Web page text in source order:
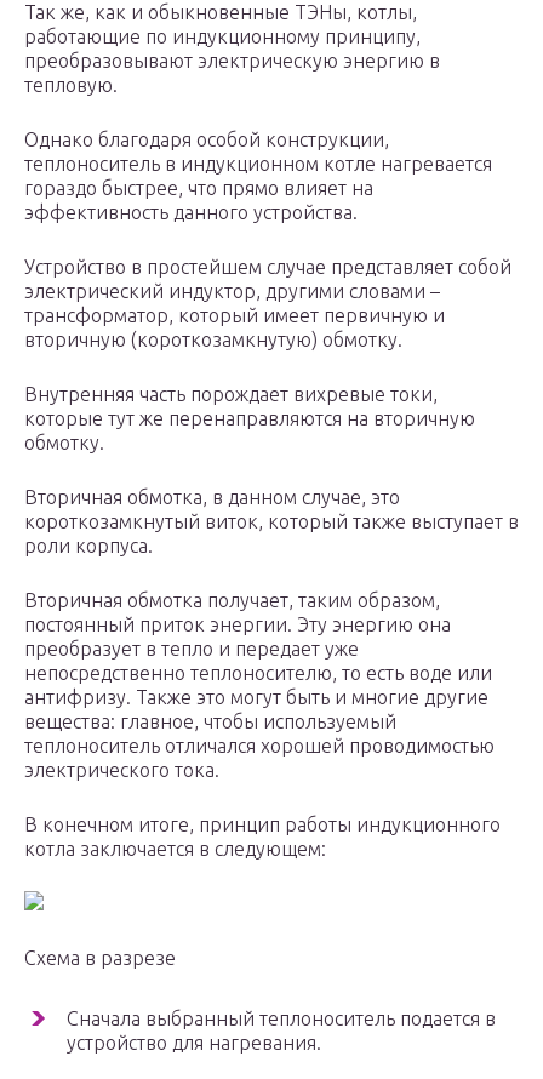
Так же, как и обыкновенные ТЭНы, котлы,
работающие по индукционному принципу,
преобразовывают электрическую энергию в
тепловую.
Однако благодаря особой конструкции,
теплоноситель в индукционном котле нагревается
гораздо быстрее, что прямо влияет на
эффективность данного устройства.
Устройство в простейшем случае представляет собой
электрический индуктор, другими словами –
трансформатор, который имеет первичную и
вторичную (короткозамкнутую) обмотку.
Внутренняя часть порождает вихревые токи,
которые тут же перенаправляются на вторичную
обмотку.
Вторичная обмотка, в данном случае, это
короткозамкнутый виток, который также выступает в
роли корпуса.
Вторичная обмотка получает, таким образом,
постоянный приток энергии. Эту энергию она
преобразует в тепло и передает уже
непосредственно теплоносителю, то есть воде или
антифризу. Также это могут быть и многие другие
вещества: главное, чтобы используемый
теплоноситель отличался хорошей проводимостью
электрического тока.
В конечном итоге, принцип работы индукционного
котла заключается в следующем:
Схема в разрезе
Сначала выбранный теплоноситель подается в
устройство для нагревания.